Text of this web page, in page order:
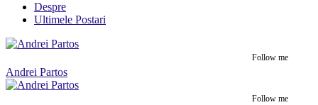
Despre
Ultimele Postari
Follow me
Andrei Partos
Follow me